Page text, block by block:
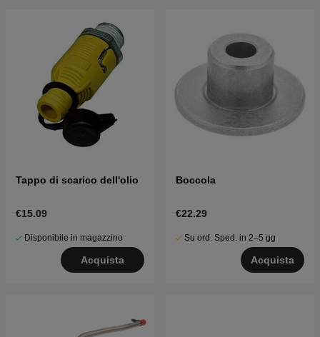
Clicca qui per il catalogo ricambi di Husqvarna
GTH3052 TDF 2014-05 (96041028503)
Tappo di scarico dell'olio
€15.09
Disponibile in magazzino
Acquista
Boccola
€22.29
Su ord. Sped. in 2–5 gg
Acquista